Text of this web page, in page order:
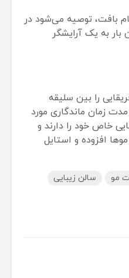
بافت، توصیه می‌شود در
بار به یک آرایشگر
را بین سلیقه
زمان ماندگاری مورد
خاص خود را دارند و
افزوده و استایل
مو
سالن زیبایی